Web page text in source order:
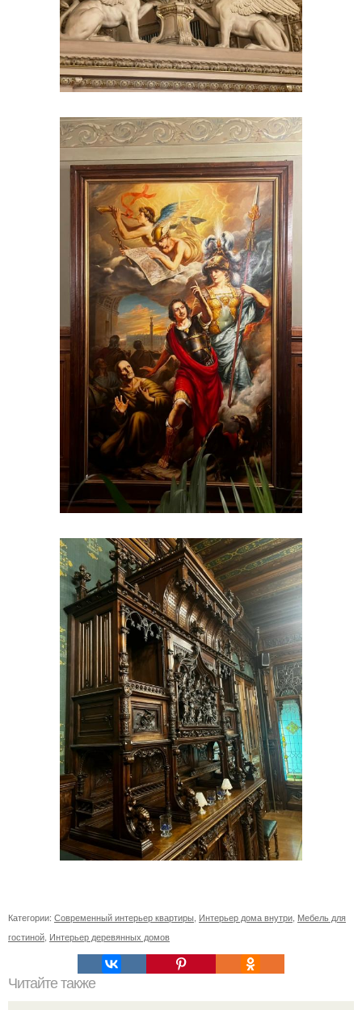
Категории: Современный интерьер квартиры, Интерьер дома внутри, Мебель для
гостиной, Интерьер деревянных домов
Читайте также